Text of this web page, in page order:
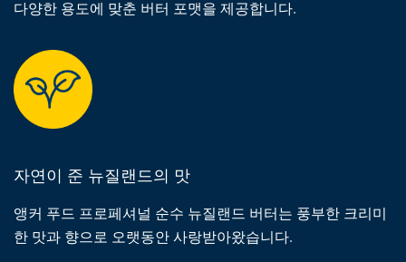
다양한 용도에 맞춘 버터 포맷을 제공합니다.
자연이 준 뉴질랜드의 맛
앵커 푸드 프로페셔널 순수 뉴질랜드 버터는 풍부한 크리미
한 맛과 향으로 오랫동안 사랑받아왔습니다.